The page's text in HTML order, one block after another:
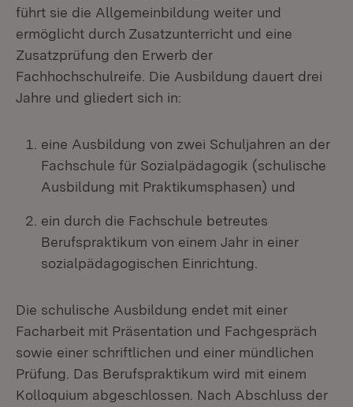
führt sie die Allgemeinbildung weiter und
ermöglicht durch Zusatzunterricht und eine
Zusatzprüfung den Erwerb der
Fachhochschulreife. Die Ausbildung dauert drei
Jahre und gliedert sich in:
eine Ausbildung von zwei Schuljahren an der
Fachschule für Sozialpädagogik (schulische
Ausbildung mit Praktikumsphasen) und
ein durch die Fachschule betreutes
Berufspraktikum von einem Jahr in einer
sozialpädagogischen Einrichtung.
Die schulische Ausbildung endet mit einer
Facharbeit mit Präsentation und Fachgespräch
sowie einer schriftlichen und einer mündlichen
Prüfung. Das Berufspraktikum wird mit einem
Kolloquium abgeschlossen. Nach Abschluss der